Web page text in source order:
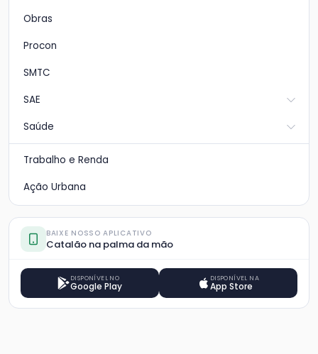
Obras
Procon
SMTC
SAE
Saúde
Trabalho e Renda
Ação Urbana
BAIXE NOSSO APLICATIVO
Catalão na palma da mão
DISPONÍVEL NO
Google Play
DISPONÍVEL NA
App Store